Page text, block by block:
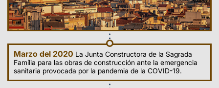
Marzo del 2020 La Junta Constructora de la Sagrada
Família para las obras de construcción ante la emergencia
sanitaria provocada por la pandemia de la COVID-19.